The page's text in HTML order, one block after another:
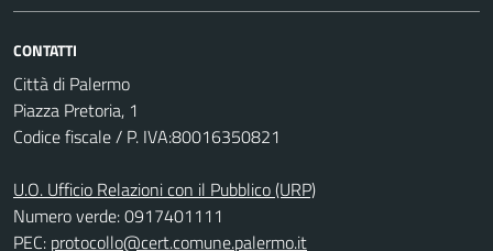
CONTATTI
Città di Palermo
Piazza Pretoria, 1
Codice fiscale / P. IVA:80016350821
U.O. Ufficio Relazioni con il Pubblico (URP)
Numero verde: 0917401111
PEC: protocollo@cert.comune.palermo.it